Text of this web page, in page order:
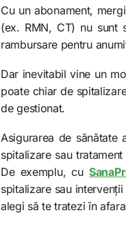
Cu un abonament,
(ex. RMN, CT) nu sunt
rambursare pentru
Dar inevitabil vine un
poate chiar de
de gestionat.
Asigurarea de
spitalizare sau
De exemplu, cu
spitalizare sau
alegi să te tratezi în